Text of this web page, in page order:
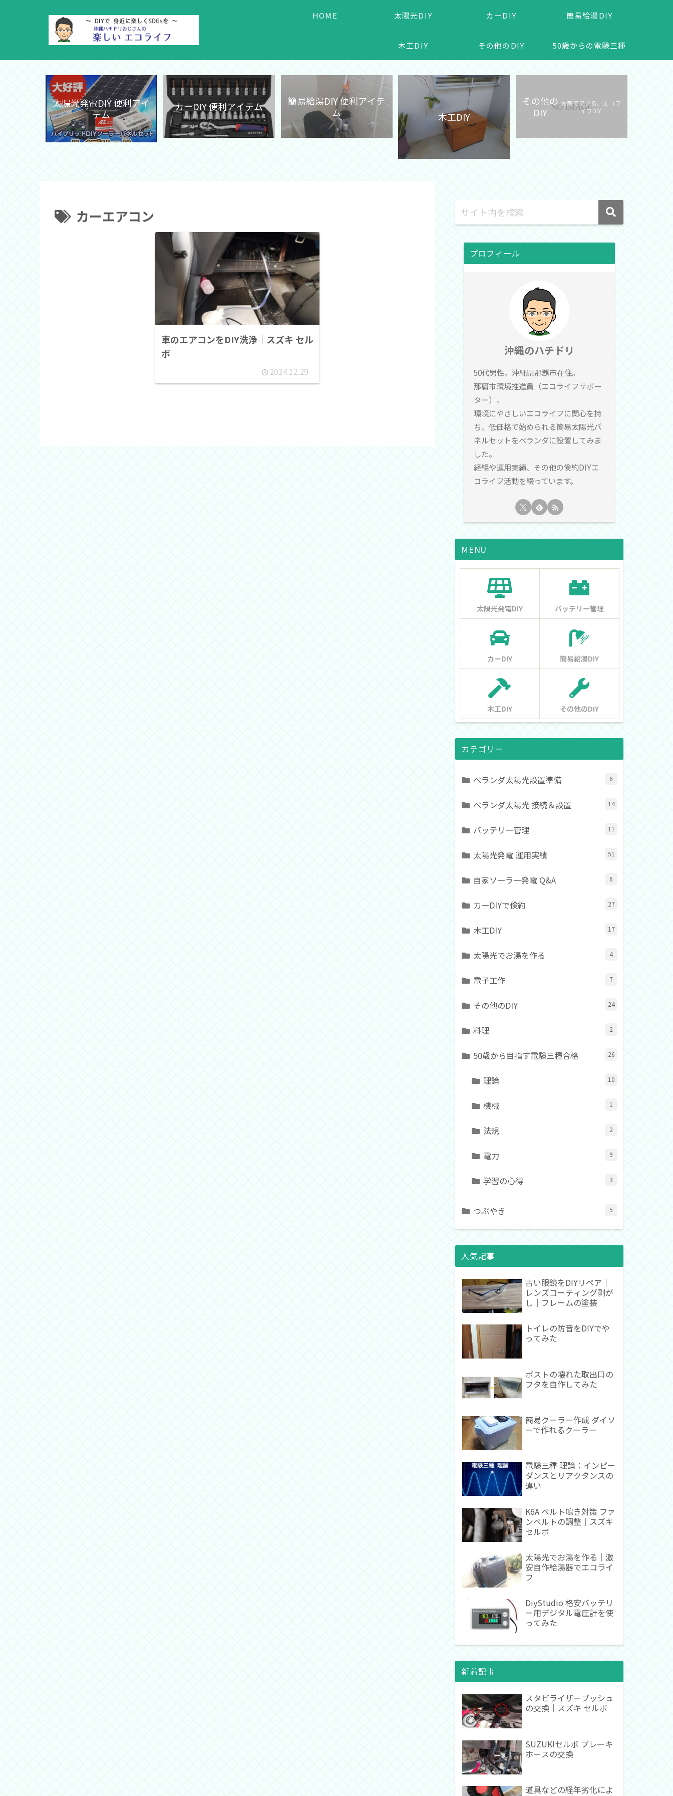
HOME 太陽光DIY カーDIY 簡易給湯DIY
木工DIY その他のDIY 50歳からの電験三種
太陽光発電DIY 便利アイ
テム
カーDIY 便利アイテム
簡易給湯DIY 便利アイテ
ム
木工DIY
その他の
DIY
お家でできる、エコラ
イフDIY
カーエアコン
車のエアコンをDIY洗浄｜スズキ セル
ボ
2024.12.29
プロフィール
沖縄のハチドリ
50代男性。沖縄県那覇市在住。
那覇市環境推進員（エコライフサポー
ター）。
環境にやさしいエコライフに関心を持
ち、低価格で始められる簡易太陽光パ
ネルセットをベランダに設置してみま
した。
経緯や運用実績、その他の倹約DIYエ
コライフ活動を綴っています。
MENU
太陽光発電DIY バッテリー管理
カーDIY 簡易給湯DIY
木工DIY その他のDIY
カテゴリー
ベランダ太陽光設置準備 6
ベランダ太陽光 接続＆設置 14
バッテリー管理 11
太陽光発電 運用実績 51
自家ソーラー発電 Q&A 6
カーDIYで倹約 27
木工DIY 17
太陽光でお湯を作る 4
電子工作 7
その他のDIY 24
料理 2
50歳から目指す電験三種合格 26
理論 10
機械 1
法規 2
電力 9
学習の心得 3
つぶやき 5
人気記事
古い眼鏡をDIYリペア｜
レンズコーティング剥が
し｜フレームの塗装
トイレの防音をDIYでや
ってみた
ポストの壊れた取出口の
フタを自作してみた
簡易クーラー作成 ダイソ
ーで作れるクーラー
電験三種 理論：インピー
ダンスとリアクタンスの
違い
K6A ベルト鳴き対策 ファ
ンベルトの調整｜スズキ
セルボ
太陽光でお湯を作る｜激
安自作給湯器でエコライ
フ
DiyStudio 格安バッテリ
ー用デジタル電圧計を使
ってみた
新着記事
スタビライザーブッシュ
の交換｜スズキ セルボ
SUZUKIセルボ ブレーキ
ホースの交換
道具などの経年劣化によ